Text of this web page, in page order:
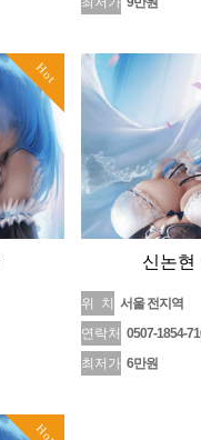
Hot
신논현
위 치
서울 전지역
연락처 0507-1854-
최저가 6만원
Hot